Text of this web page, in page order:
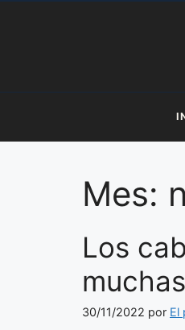
Mes:
Los
30/11/2022 por El